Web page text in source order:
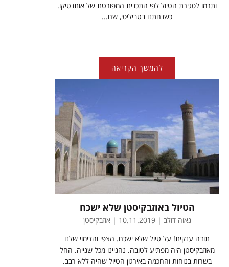
ותרמו לסגירת הטיול לפי התכנית המפורטת של אותנטיקו.
כשנחתנו בטביליסי, שם...
להמשך הקריאה
הטיול באוזבקיסטן שלא ישכח
נאוה דולב | 10.11.2019 | אוזבקיסטן
תודה ענקית! על טיול שלא ישכח. הצפי והדימוי שלנו
מאוזבקיסטן היה מפתיע לטובה. נהניינו מכל שנייה. החל
בשרות בנוחות והחכמה באירגון הטיול שהיה ללא רבב.